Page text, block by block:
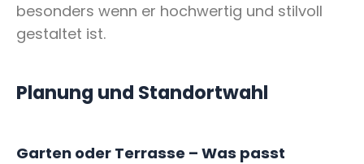
besonders wenn er hochwertig und stilvoll
gestaltet ist.
Planung und Standortwahl
Garten oder Terrasse – Was passt